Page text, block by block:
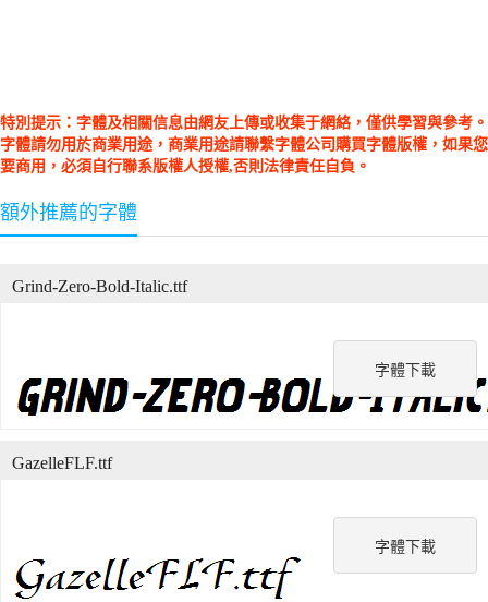
特別提示：字體及相關信息由網友上傳或收集于網絡，僅供學習與參考。
字體請勿用於商業用途，商業用途請聯繫字體公司購買字體版權，如果您
要商用，必須自行聯系版權人授權,否則法律責任自負。
額外推薦的字體
字體下載
Grind-Zero-Bold-Italic.ttf
字體下載
GazelleFLF.ttf